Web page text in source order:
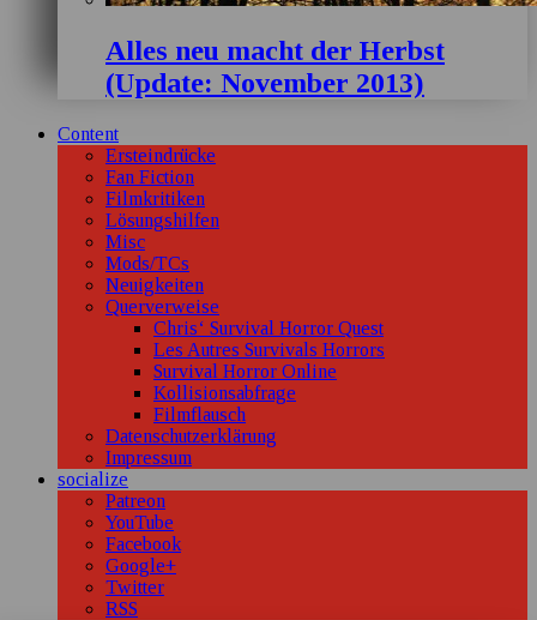
Alles neu macht der Herbst
(Update: November 2013)
Content
Ersteindrücke
Fan Fiction
Filmkritiken
Lösungshilfen
Misc
Mods/TCs
Neuigkeiten
Querverweise
Chris‘ Survival Horror Quest
Les Autres Survivals Horrors
Survival Horror Online
Kollisionsabfrage
Filmflausch
Datenschutzerklärung
Impressum
socialize
Patreon
YouTube
Facebook
Google+
Twitter
RSS